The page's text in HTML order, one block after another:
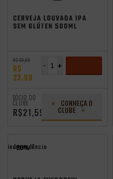
CERVEJA LOUVADA IPA
SEM GLÚTEN 500ML
R$ 29,99
R$
23,99
+
-
SÓCIO DO
CLUBE
R$21,59
CONHEÇA O
CLUBE
independência
- 20%